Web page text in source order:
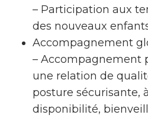
– Participation aux
des nouveaux
Accompagnement
– Accompagnement
une relation de
posture sécurisante,
disponibilité,